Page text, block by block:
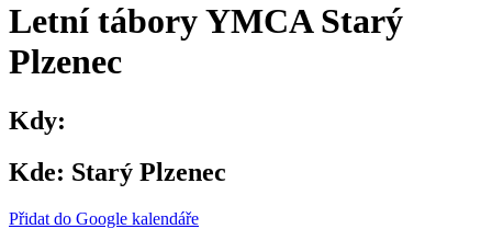
Letní tábory YMCA Starý
Plzenec
Kdy:
Kde: Starý Plzenec
Přidat do Google kalendáře